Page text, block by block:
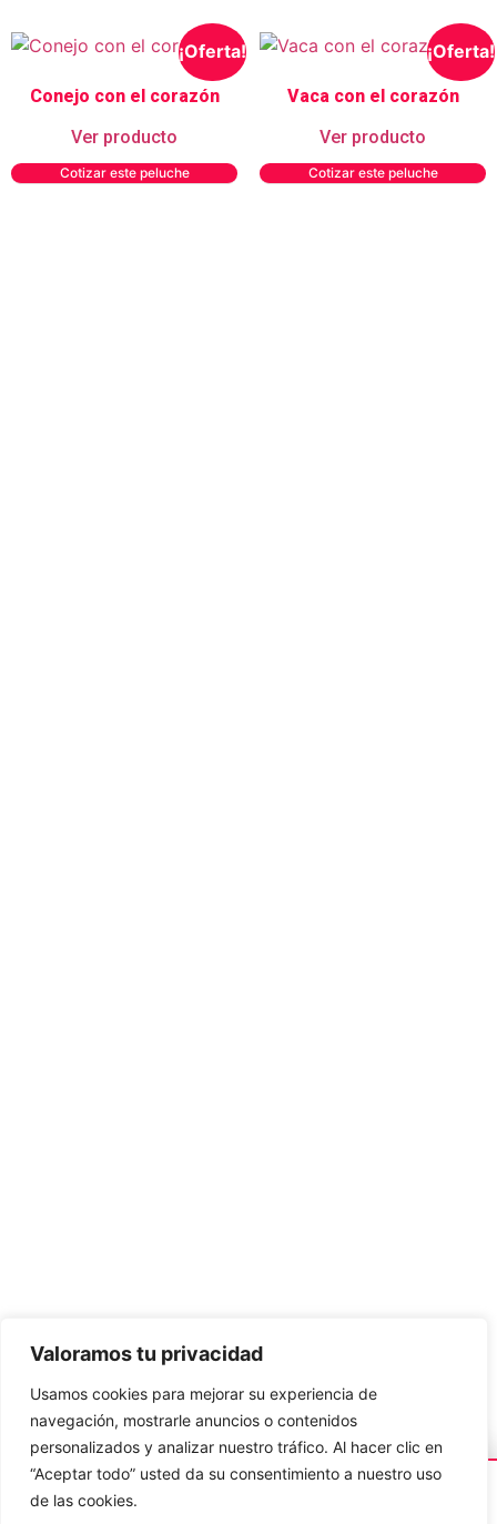
Valoramos tu privacidad
Usamos cookies para mejorar su experiencia de
navegación, mostrarle anuncios o contenidos
personalizados y analizar nuestro tráfico. Al hacer clic en
“Aceptar todo” usted da su consentimiento a nuestro uso
de las cookies.
¡Oferta!
Conejo con el corazón
Ver producto
Cotizar este peluche
¡Oferta!
Vaca con el corazón
Ver producto
Cotizar este peluche
Método de pago
© 2024 peluchitosonline.com – Todos los derechos
reservados.
Desarrollado por Margetc
Envío hoy
🧸 Paula en Bogotá
compróPeluche de unicornio
hace 9 minutos